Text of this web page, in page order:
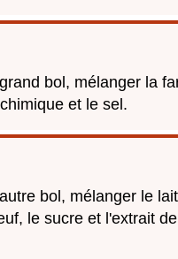
bol, mélanger la
et le sel.
bol, mélanger le
le sucre et l'extrait de